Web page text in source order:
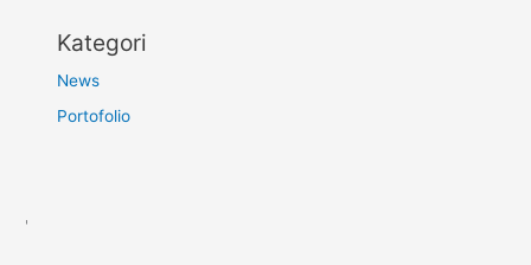
Kategori
News
Portofolio
'